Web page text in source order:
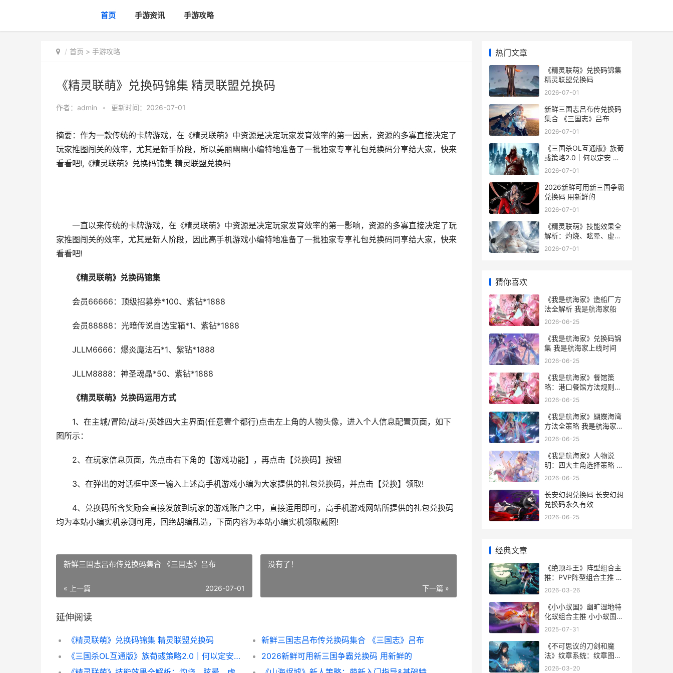
首页 手游资讯 手游攻略
首页 > 手游攻略
《精灵联萌》兑换码锦集 精灵联盟兑换码
作者： admin • 更新时间：2026-07-01
摘要：作为一款传统的卡牌游戏，在《精灵联萌》中资源是决定玩家发育效率的第一因素，资源的多寡直接决定了
玩家推图闯关的效率，尤其是新手阶段，所以美丽幽幽小编特地准备了一批独家专享礼包兑换码分享给大家，快来
看看吧!,《精灵联萌》兑换码锦集 精灵联盟兑换码
一直以来传统的卡牌游戏，在《精灵联萌》中资源是决定玩家发育效率的第一影响，资源的多寡直接决定了玩
家推图闯关的效率，尤其是新人阶段，因此高手机游戏小编特地准备了一批独家专享礼包兑换码同享给大家，快来
看看吧!
《精灵联萌》兑换码锦集
会员66666：顶级招募券*100、紫钻*1888
会员88888：光暗传说自选宝箱*1、紫钻*1888
JLLM6666：爆炎魔法石*1、紫钻*1888
JLLM8888：神圣魂晶*50、紫钻*1888
《精灵联萌》兑换码运用方式
1、在主城/冒险/战斗/英雄四大主界面(任意壹个都行)点击左上角的人物头像，进入个人信息配置页面，如下
图所示：
2、在玩家信息页面，先点击右下角的【游戏功能】，再点击【兑换码】按钮
3、在弹出的对话框中逐一输入上述高手机游戏小编为大家提供的礼包兑换码，并点击【兑换】领取!
4、兑换码所含奖励会直接发放到玩家的游戏账户之中，直接运用即可，高手机游戏网站所提供的礼包兑换码
均为本站小编实机亲测可用，回绝胡编乱造，下面内容为本站小编实机领取截图!
新鲜三国志吕布传兑换码集合 《三国志》吕布
« 上一篇 2026-07-01
没有了！
下一篇 »
延伸阅读
《精灵联萌》兑换码锦集 精灵联盟兑换码
新鲜三国志吕布传兑换码集合 《三国志》吕布
《三国杀OL互通版》族荀彧策略2.0｜何以定安 三国杀ol互通版界马超第5关
2026新鲜可用新三国争霸兑换码 用新鲜的
热门文章
《精灵联萌》兑换码锦集
精灵联盟兑换码
2026-07-01
新鲜三国志吕布传兑换码
集合 《三国志》吕布
2026-07-01
《三国杀OL互通版》族荀
彧策略2.0｜何以定安 三
国杀ol互通版界马超第5关
2026-07-01
2026新鲜可用新三国争霸
兑换码 用新鲜的
2026-07-01
《精灵联萌》技能效果全
解析：灼烧、眩晕、虚弱
等Debuff实战指导 精灵
2026-07-01
猜你喜欢
《我是航海家》造船厂方
法全解析 我是航海家船
2026-06-25
《我是航海家》兑换码锦
集 我是航海家上线时间
2026-06-25
《我是航海家》餐馆策
略：港口餐馆方法规则详
细解答 我是航海家攻略
2026-06-25
《我是航海家》蝴蝶海湾
方法全策略 我是航海家
吧女
2026-06-25
《我是航海家》人物说
明：四大主角选择策略 我
是航海家船
2026-06-25
长安幻想兑换码 长安幻想
兑换码永久有效
2026-06-25
经典文章
《绝顶斗王》阵型组合主
推：PVP阵型组合主推 绝
顶有动画吗
2026-03-26
《小小蚁国》幽旷湿地特
化蚁组合主推 小小蚁国区
域战攻略
2025-07-31
《不可思议的刀剑和魔
法》纹章系统：纹章图鉴
机制策略说明 不可思议的
2026-03-20